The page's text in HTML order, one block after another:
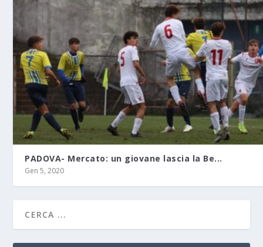
PADOVA- Mercato: un giovane lascia la Be...
Gen 5, 2020